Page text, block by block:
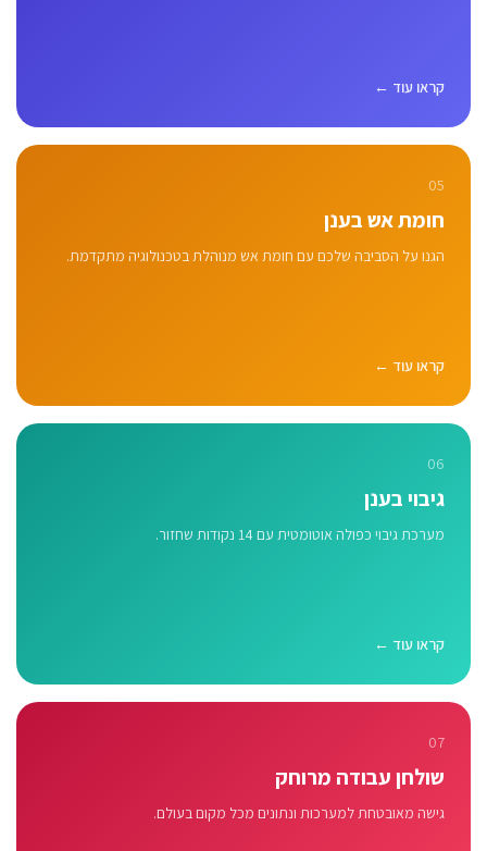
קראו עוד ←
05
חומת אש בענן
הגנו על הסביבה שלכם עם חומת אש מנוהלת בטכנולוגיה מתקדמת.
קראו עוד ←
06
גיבוי בענן
מערכת גיבוי כפולה אוטומטית עם 14 נקודות שחזור.
קראו עוד ←
07
שולחן עבודה מרוחק
גישה מאובטחת למערכות ונתונים מכל מקום בעולם.